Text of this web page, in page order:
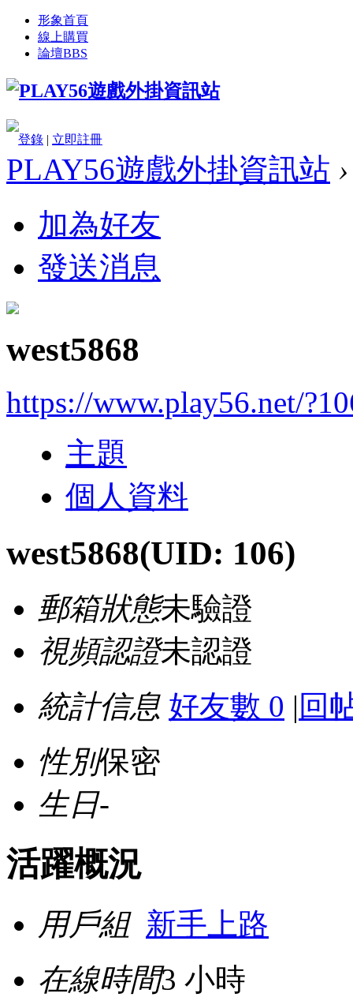
形象首頁
線上購買
論壇BBS
登錄 | 立即註冊
PLAY56遊戲外掛資訊站 ›
加為好友
發送消息
west5868
https://www.play56.net/
主題
個人資料
west5868(UID: 106)
郵箱狀態未驗證
視頻認證未認證
統計信息 好友數 0 | 回
性別保密
生日-
活躍概況
用戶組 新手上路
在線時間3 小時